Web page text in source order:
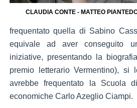
CLAUDIA CONTE - MATTEO
frequentato quella di Sabino
equivale ad aver conseguito
iniziative, presentando la
premio letterario Vermentino), si
avrebbe frequentato la Scuola
economiche Carlo Azeglio Ciampi.